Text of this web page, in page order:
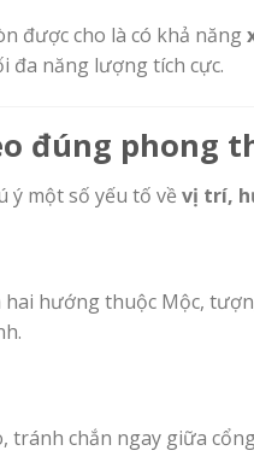
được cho là có khả năng
đa năng lượng tích cực.
đúng phong
ý một số yếu tố về vị trí,
hướng thuộc Mộc,
tránh chắn ngay giữa